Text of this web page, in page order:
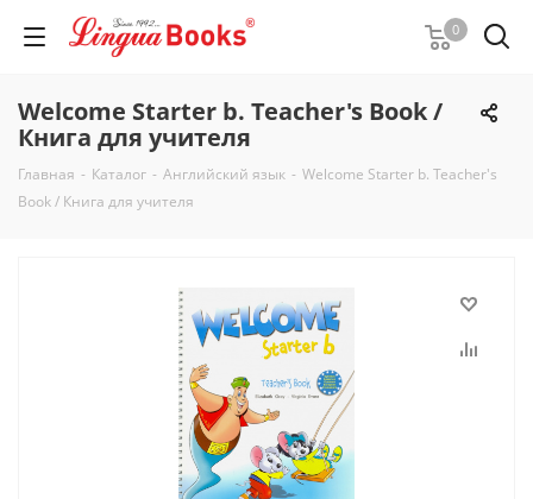
0
Welcome Starter b. Teacher's Book /
Книга для учителя
Главная - Каталог - Английский язык - Welcome Starter b. Teacher's
Book / Книга для учителя